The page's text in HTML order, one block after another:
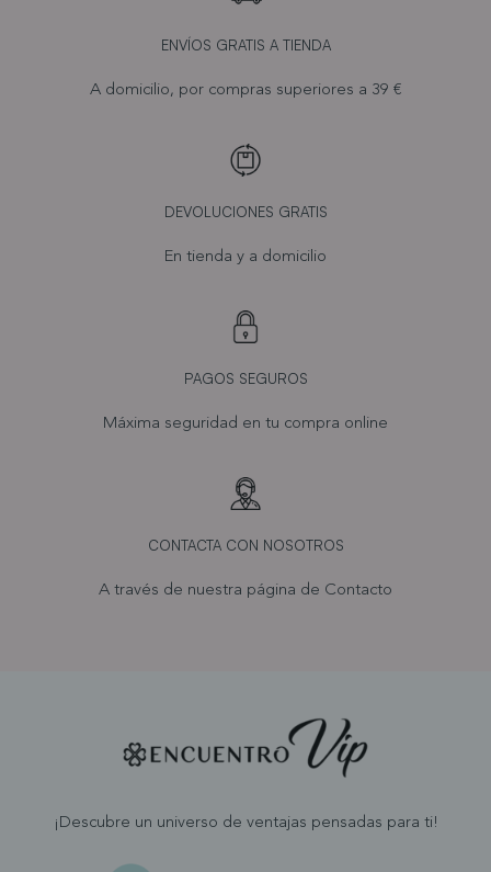
ENVÍOS GRATIS A TIENDA
A domicilio, por compras superiores a 39 €
DEVOLUCIONES GRATIS
En tienda y a domicilio
PAGOS SEGUROS
Máxima seguridad en tu compra online
CONTACTA CON NOSOTROS
A través de nuestra página de Contacto
¡Descubre un universo de ventajas pensadas para ti!